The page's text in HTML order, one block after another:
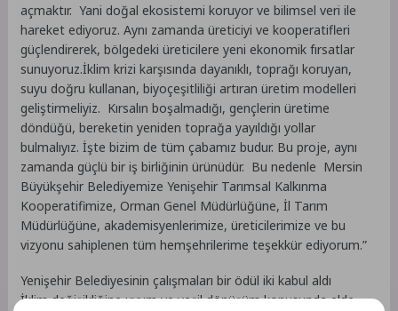
açmaktır. Yani doğal ekosistemi koruyor ve bilimsel veri ile
hareket ediyoruz. Aynı zamanda üreticiyi ve kooperatifleri
güçlendirerek, bölgedeki üreticilere yeni ekonomik fırsatlar
sunuyoruz.İklim krizi karşısında dayanıklı, toprağı koruyan,
suyu doğru kullanan, biyoçeşitliliği artıran üretim modelleri
geliştirmeliyiz. Kırsalın boşalmadığı, gençlerin üretime
döndüğü, bereketin yeniden toprağa yayıldığı yollar
bulmalıyız. İşte bizim de tüm çabamız budur. Bu proje, aynı
zamanda güçlü bir iş birliğinin ürünüdür. Bu nedenle Mersin
Büyükşehir Belediyemize Yenişehir Tarımsal Kalkınma
Kooperatifimize, Orman Genel Müdürlüğüne, İl Tarım
Müdürlüğüne, akademisyenlerimize, üreticilerimize ve bu
vizyonu sahiplenen tüm hemşehrilerime teşekkür ediyorum.”
Yenişehir Belediyesinin çalışmaları bir ödül iki kabul aldı
İklim değişikliğine uyum ve yeşil dönüşüm konusunda elde